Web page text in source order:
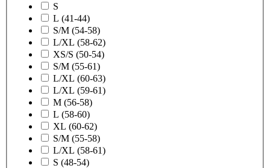
S
L (41-44)
S/M (54-58)
L/XL (58-62)
XS/S (50-54)
S/M (55-61)
L/XL (60-63)
L/XL (59-61)
M (56-58)
L (58-60)
XL (60-62)
S/M (55-58)
L/XL (58-61)
S (48-54)